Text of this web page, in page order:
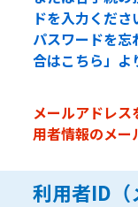
ドを入力くださ
パスワードを
合はこちら」よ
メールアドレス
用者情報のメー
利用者ID（